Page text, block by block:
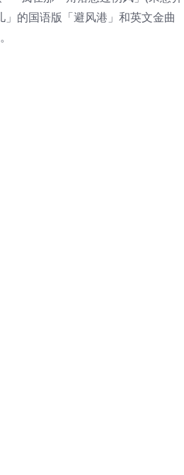
的国语版「避风港」和英文金曲